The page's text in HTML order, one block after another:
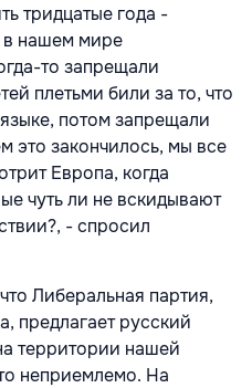
тридцатые года -
в нашем мире
то запрещали
плетьми били за то, что
потом запрещали
это закончилось, мы все
Европа, когда
чуть ли не вскидывают
- спросил
Либеральная партия,
предлагает русский
территории нашей
неприемлемо. На